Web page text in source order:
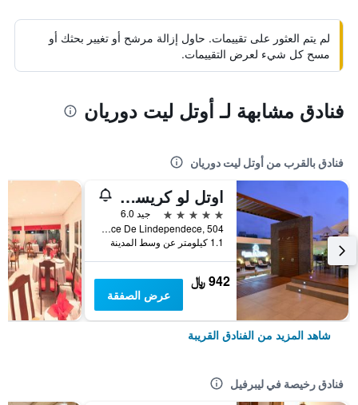
لم يتم العثور على تقييمات. حاول إزالة مرشح أو تغيير بحثك أو
مسح كل شيء لعرض التقييمات.
فنادق مشابهة لـ أوتل ليت دوريان
فنادق بالقرب من أوتل ليت دوريان
اوتل لو كريستال
5 نجوم
جيد 6.0
Centre-Ville, Place De Lindependece, 504, ليبرفيل, الغابون
1.1 كيلومتر عن وسط المدينة
942 ﷼
عرض الصفقة
شاهد المزيد من الفنادق القريبة
فنادق رخيصة في ليبرفيل